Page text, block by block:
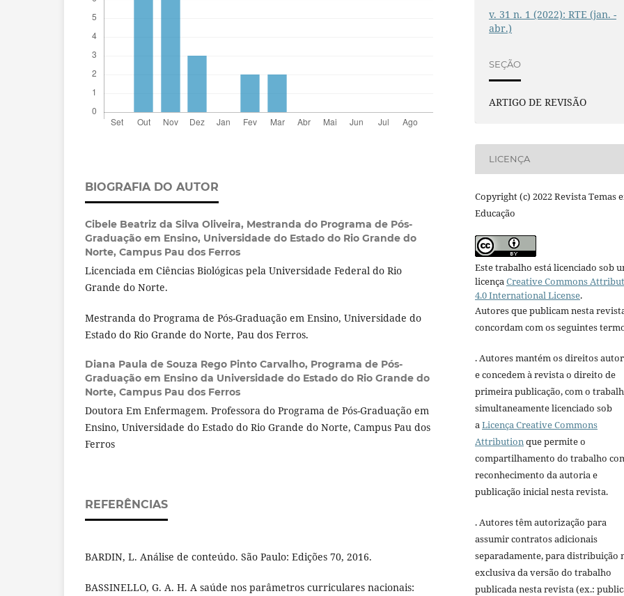
BIOGRAFIA DO AUTOR
Cibele Beatriz da Silva Oliveira, Mestranda do Programa de Pós-
Graduação em Ensino, Universidade do Estado do Rio Grande do
Norte, Campus Pau dos Ferros
Licenciada em Ciências Biológicas pela Universidade Federal do Rio
Grande do Norte.
Mestranda do Programa de Pós-Graduação em Ensino, Universidade do
Estado do Rio Grande do Norte, Pau dos Ferros.
Diana Paula de Souza Rego Pinto Carvalho, Programa de Pós-
Graduação em Ensino da Universidade do Estado do Rio Grande do
Norte, Campus Pau dos Ferros
Doutora Em Enfermagem. Professora do Programa de Pós-Graduação em
Ensino, Universidade do Estado do Rio Grande do Norte, Campus Pau dos
Ferros
REFERÊNCIAS
BARDIN, L. Análise de conteúdo. São Paulo: Edições 70, 2016.
BASSINELLO, G. A. H. A saúde nos parâmetros curriculares nacionais:
v. 31 n. 1 (2022): RTE (jan. -
abr.)
SEÇÃO
ARTIGO DE REVISÃO
LICENÇA
Copyright (c) 2022 Revista Temas
Educação
Este trabalho está licenciado sob
licençaCreative Commons
4.0 International License.
Autores que publicam nesta
concordam com os seguintes
. Autores mantém os direitos
e concedem à revista o direito de
primeira publicação, com o
simultaneamente licenciado sob
aLicença Creative Commons
Attributionque permite o
compartilhamento do trabalho
reconhecimento da autoria e
publicação inicial nesta revista.
. Autores têm autorização para
assumir contratos adicionais
separadamente, para distribuição
exclusiva da versão do trabalho
publicada nesta revista (ex.: